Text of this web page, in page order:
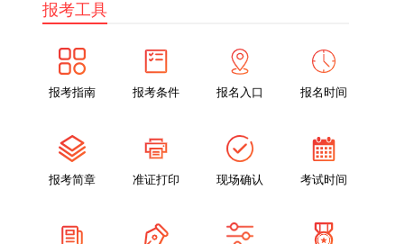
报考工具
报考指南 报考条件 报名入口 报名时间
报考简章 准证打印 现场确认 考试时间